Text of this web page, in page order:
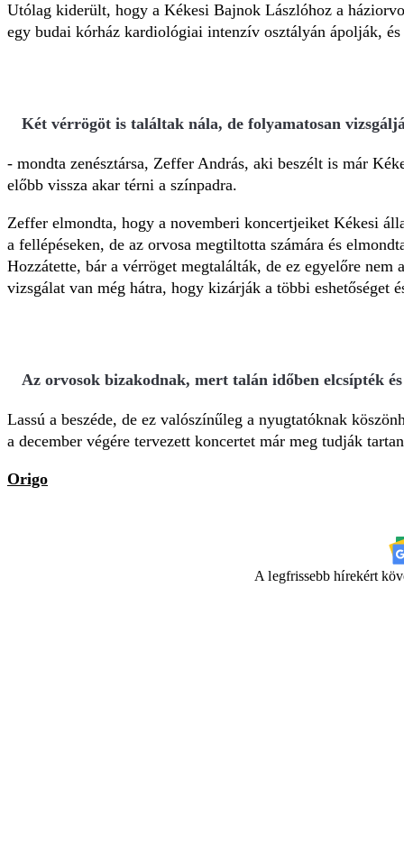
Utólag kiderült, hogy a Kékesi Bajnok Lászlóhoz a
egy budai kórház kardiológiai intenzív osztályán ápolják,
Két vérrögöt is találtak nála, de folyamatosan
- mondta zenésztársa, Zeffer András, aki beszélt is már
előbb vissza akar térni a színpadra.
Zeffer elmondta, hogy a novemberi koncertjeiket Kékesi
a fellépéseken, de az orvosa megtiltotta számára és
Hozzátette, bár a vérröget megtalálták, de ez egyelőre
vizsgálat van még hátra, hogy kizárják a többi eshetőséget
Az orvosok bizakodnak, mert talán időben elcsípték
Lassú a beszéde, de ez valószínűleg a nyugtatóknak
a december végére tervezett koncertet már meg tudják
Origo
A legfrissebb hírekért